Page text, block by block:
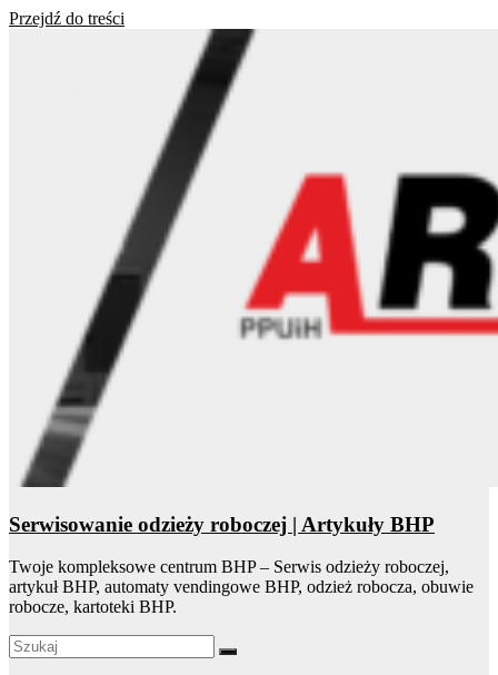
Przejdź do treści
Serwisowanie odzieży roboczej | Artykuły BHP
Twoje kompleksowe centrum BHP – Serwis odzieży roboczej,
artykuł BHP, automaty vendingowe BHP, odzież robocza, obuwie
robocze, kartoteki BHP.